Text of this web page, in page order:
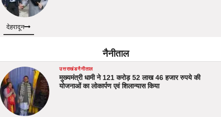
देहरादून
नैनीताल
उत्तराखंडनैनीताल
मुख्यमंत्री धामी ने 121 करोड़ 52 लाख 46 हजार रुपये की
योजनाओं का लोकार्पण एवं शिलान्यास किया